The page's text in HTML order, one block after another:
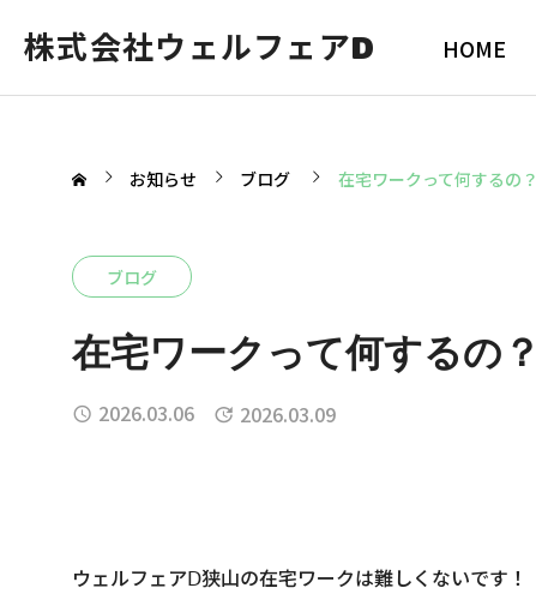
株式会社ウェルフェアD HOME
お知らせ ブログ 在宅ワークって何するの？
ブログ
在宅ワークって何するの？
2026.03.06 2026.03.09
ウェルフェアⅮ狭山の在宅ワークは難しくないです！